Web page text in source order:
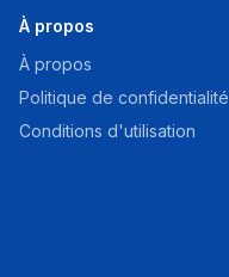
À propos
À propos
Politique de confidentialité
Conditions d'utilisation